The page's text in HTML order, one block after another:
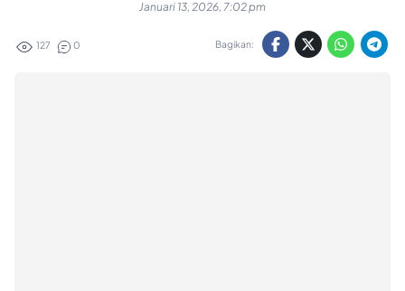
Januari 13, 2026, 7:02 pm
127 0 Bagikan: